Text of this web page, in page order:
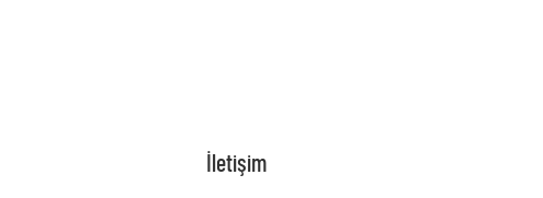
İletişim